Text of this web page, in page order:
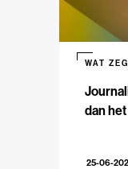
dan
WAT
25-06-